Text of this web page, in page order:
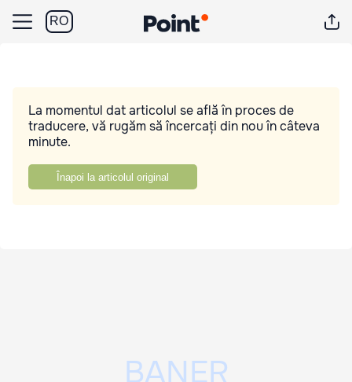
RO
La momentul dat articolul se află în proces de
traducere, vă rugăm să încercați din nou în câteva
minute.
Înapoi la articolul original